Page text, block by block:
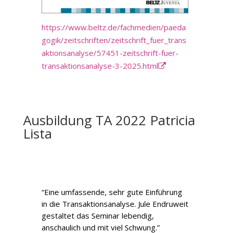
https://www.beltz.de/fachmedien/paeda
gogik/zeitschriften/zeitschrift_fuer_trans
aktionsanalyse/57451-zeitschrift-fuer-
transaktionsanalyse-3-2025.html
Ausbildung TA 2022 Patricia
Lista
“Eine umfassende, sehr gute Einführung
in die Transaktionsanalyse. Jule Endruweit
gestaltet das Seminar lebendig,
anschaulich und mit viel Schwung.”